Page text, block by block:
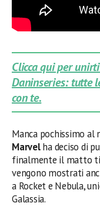
Clicca qui per
Daninseries: tutte
con te.
Manca pochissimo
Marvelha deciso di
finalmente il matto
vengono mostrati
a Rocket e Nebula,
Galassia.